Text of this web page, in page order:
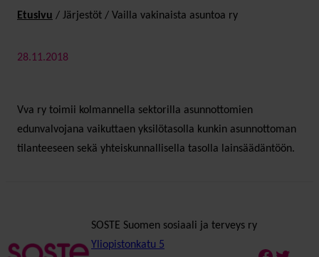
Etusivu / Järjestöt / Vailla vakinaista asuntoa ry
28.11.2018
Vva ry toimii kolmannella sektorilla asunnottomien
edunvalvojana vaikuttaen yksilötasolla kunkin asunnottoman
tilanteeseen sekä yhteiskunnallisella tasolla lainsäädäntöön.
SOSTE Suomen sosiaali ja terveys ry
Yliopistonkatu 5